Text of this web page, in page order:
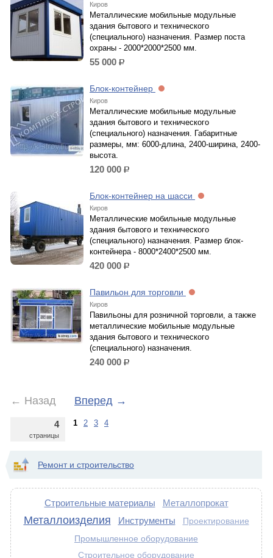
Киров
Металлические мобильные модульные
здания бытового и технического
(специального) назначения. Размер поста
охраны - 2000*2000*2500 мм.
55 000 р.
Блок-контейнер
Киров
Металлические мобильные модульные
здания бытового и технического
(специального) назначения. Габаритные
размеры, мм: 6000-длина, 2400-ширина, 2400-
высота.
120 000 р.
Блок-контейнер на шасси
Киров
Металлические мобильные модульные
здания бытового и технического
(специального) назначения. Размер блок-
контейнера - 8000*2400*2500 мм.
420 000 р.
Павильон для торговли
Киров
Павильоны для розничной торговли, а также
металлические мобильные модульные
здания бытового и технического
(специального) назначения.
240 000 р.
← Назад Вперед →
4
страницы
1 2 3 4
Ремонт и строительство
Строительные материалы Металлопрокат
Металлоизделия Инструменты Проектирование
Промышленное оборудование
Строительное оборудование